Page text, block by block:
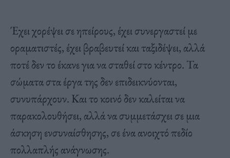
Έχει χορέψει σε ηπείρους, έχει συνεργαστεί με
οραματιστές, έχει βραβευτεί και ταξιδέψει, αλλά
ποτέ δεν το έκανε για να σταθεί στο κέντρο. Τα
σώματα στα έργα της δεν επιδεικνύονται,
συνυπάρχουν. Και το κοινό δεν καλείται να
παρακολουθήσει, αλλά να συμμετάσχει σε μια
άσκηση ενσυναίσθησης, σε ένα ανοιχτό πεδίο
πολλαπλής ανάγνωσης.